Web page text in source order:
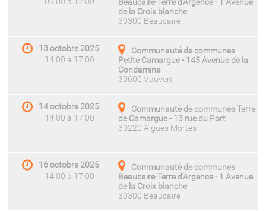
de la Croix blanche
30300 Beaucaire
13 octobre 2025
14:00 à 17:00
Communauté de communes
Petite Camargue - 145 Avenue de la
Condamine
30600 Vauvert
14 octobre 2025
14:00 à 17:00
Communauté de communes Terre
de Camargue - 13 rue du Port
30220 Aigues Mortes
16 octobre 2025
14:00 à 17:00
Communauté de communes
Beaucaire-Terre d’Argence - 1 Avenue
de la Croix blanche
30300 Beaucaire